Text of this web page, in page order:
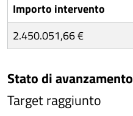
Importo intervento
2.450.051,66 €
Stato di avanzamento
Target raggiunto